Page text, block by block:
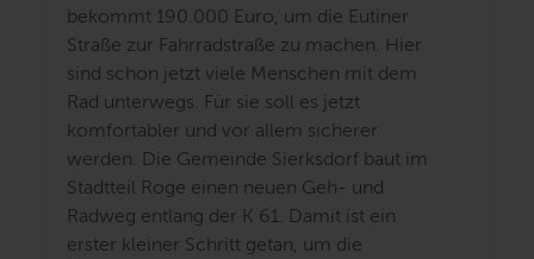
bekommt 190.000 Euro, um die Eutiner
Straße zur Fahrradstraße zu machen. Hier
sind schon jetzt viele Menschen mit dem
Rad unterwegs. Für sie soll es jetzt
komfortabler und vor allem sicherer
werden. Die Gemeinde Sierksdorf baut im
Stadtteil Roge einen neuen Geh- und
Radweg entlang der K 61. Damit ist ein
erster kleiner Schritt getan, um die